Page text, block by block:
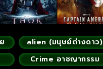
alien (มนุษย์ต่างดาว)
Crime อาชญากรรม